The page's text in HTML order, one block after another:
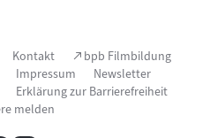
Kontakt (Link
öffnet
im
neuen
bpb Filmbildung
Impressum
Newsletter
Erklärung zur Barrierefreiheit
melden